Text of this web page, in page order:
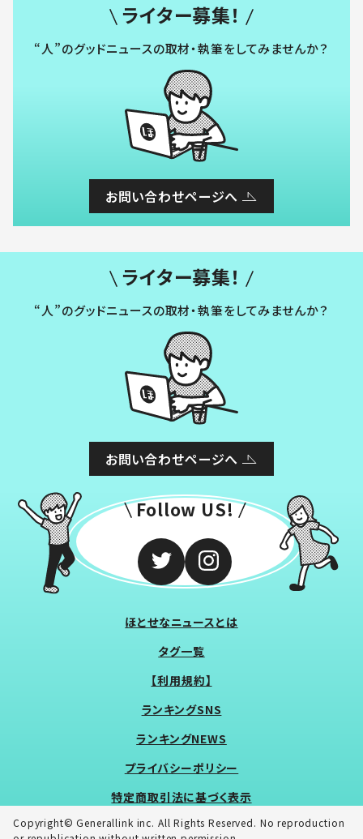
ライター募集！
“人”のグッドニュースの取材・執筆をしてみませんか？
お問い合わせページへ
ライター募集！
“人”のグッドニュースの取材・執筆をしてみませんか？
お問い合わせページへ
Follow US!
ほとせなニュースとは
タグ一覧
【利用規約】
ランキングSNS
ランキングNEWS
プライバシーポリシー
特定商取引法に基づく表示
Copyright© Generallink inc. All Rights Reserved. No reproduction